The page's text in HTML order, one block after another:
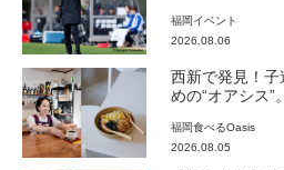
福岡 イベント
2026.08.06
西新で発見！子
めの“オアシス”
西哥』（福岡
地をめぐる旅~】
福岡食べるOasis
2026.08.05